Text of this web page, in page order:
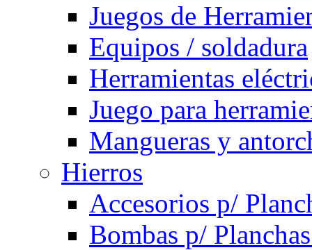
Juegos de
Equipos / soldadura
Herramientas
Juego para
Mangueras y
Hierros
Accesorios p/
Bombas p/